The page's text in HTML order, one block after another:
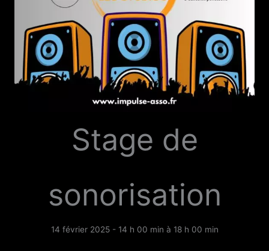
Stage de
sonorisation
14 février 2025 - 14 h 00 min à 18 h 00 min